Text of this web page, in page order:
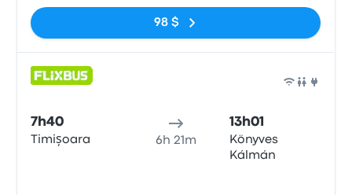
98 $
7h40
Timișoara 6h 21m
13h01
Könyves
Kálmán